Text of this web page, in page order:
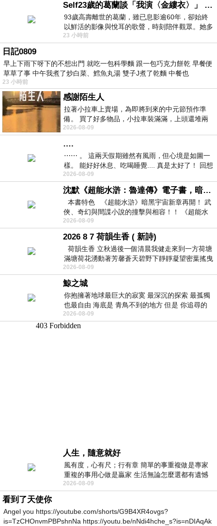
Self23歲的葛蘭談「我演〈金縷衣〉」 #戀上老電影 #粟子 #葛蘭
93歲高壽離世的葛蘭，雖已息影逾60年，卻始終
以鮮活的影像與悅耳的歌聲，時刻陪伴觀眾。她多
才多藝、陽光開朗的形象，不僅保留在電影
23 小時前
日記0809
早上下雨下呀下的不想出門 就吃一包科學麵 跟一包巧克力餅乾 早餐便
草草了事 中午我煮了炒白菜、鱈魚丸湯 雙子J煮了乾麵 中餐也
23 小時前
感謝陌生人
拉著小拉車上賣場，為即將到來的中元節預作準
備。 買了好多物品，小拉車裝滿滿，上頭還堆兩
紙箱。 雖辛苦了點，這點程度我一個人搬
2026-08-09
….
⋯⋯ 。 這兩天假期雖然有風雨，但心境是如圖一
樣。 能好好休息、吃喝睡覺.... 真是太好了！ 回想
起來，以前根本就很難有這
2026-08-09
沈默《超能水滸：魯達傳》電子書，暗黑宇宙新章，一一五年八月璀璨上架！
本書特色 《超能水滸》暗黑宇宙新章再開！ 武
俠、奇幻與間諜小說的撞擊與相容！！ 《超能水
滸》系列第四部
2026-08-09
2026 8 7 荷韻生香 ( 新詩)
荷韻生香 立秋過後一個清晨我健走來到一方荷塘
滿塘荷花湧動著芳馨蒼天碧野下靜靜凝望密葉搖曳
幽泉中復有蛙鳴嘓嘓水波裡搖曳
2026-08-09
鯨之城
你抱擁著地球最巨大的寂寞 最深沉的探索 最孤獨
也最自由 海底是 青鳥不到的地方 但是 你追尋的
幸福 可以比珍珠更
2026-08-09
人生，隨意就好
風有度，心有尺；行有章 簡單的事重複做是專家
重複的事用心做是贏家 生活無論怎麼選都有遺憾
所以開心就好 生活不會辜負認真
2026-08-09
看到了天使你
Angel you https://youtube.com/shorts/G9B4XR4ovgs?
is=TzCHOnvmPBPshnNa https://youtu.be/nNdi4hche_s?is=nDIAqAk